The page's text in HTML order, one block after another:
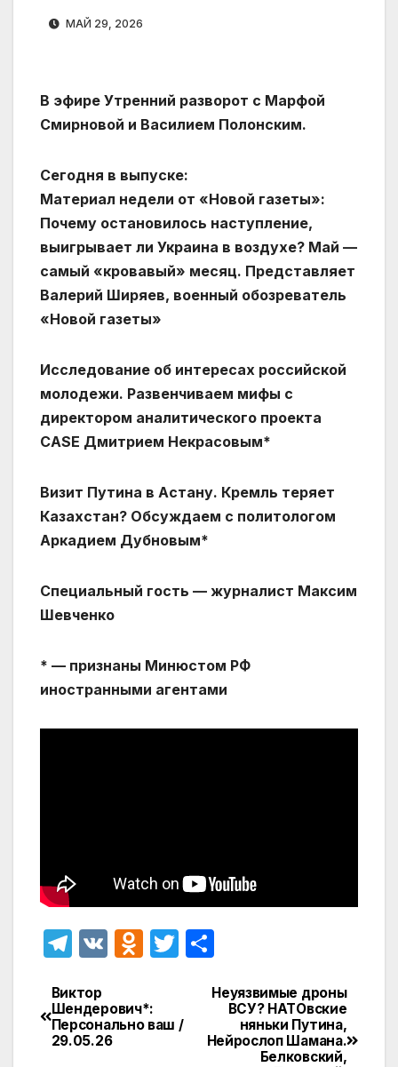
МАЙ 29, 2026
В эфире Утренний разворот с Марфой
Смирновой и Василием Полонским.
Сегодня в выпуске:
Материал недели от «Новой газеты»‬:
Почему остановилось наступление,
выигрывает ли Украина в воздухе? Май —
самый «кровавый» месяц. Представляет
Валерий Ширяев, военный обозреватель
«Новой газеты»
Исследование об интересах российской
молодежи. Развенчиваем мифы с
директором аналитического проекта
CASE Дмитрием Некрасовым*
Визит Путина в Астану. Кремль теряет
Казахстан? Обсуждаем с политологом
Аркадием Дубновым*
Специальный гость — журналист Максим
Шевченко ‪‬
* — признаны Минюстом РФ
иностранными агентами
T
e
gr
a
V
O
n
o
T
er
п
р
а
Навигация
по
Неуязвимые дроны
ВСУ? НАТОвские
няньки Путина,
Нейрослоп Шамана.
Белковский,
Виктор
Шендерович*:
Персонально ваш /
29.05.26